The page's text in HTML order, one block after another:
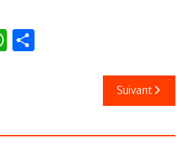
W
A
P
er
Suivant